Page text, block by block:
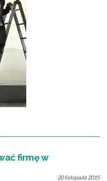
firmę w
20 listopada 2015